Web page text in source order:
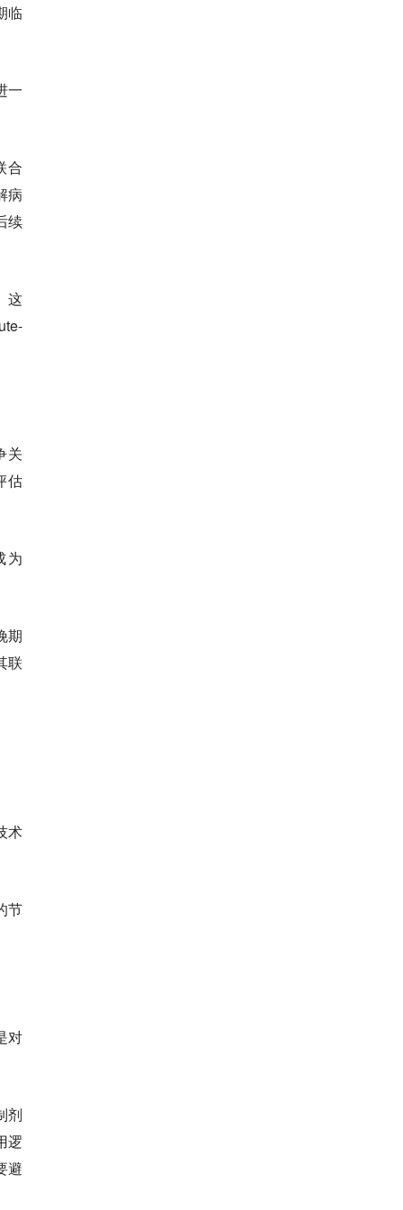
临
一
合
病
续
这
关
估
为
期
联
术
节
对
剂
逻
避